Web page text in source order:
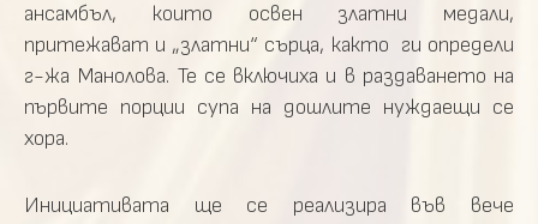
ансамбъл, които освен златни медали,
притежават и „златни“ сърца, както ги определи
г-жа Манолова. Те се включиха и в раздаването на
първите порции супа на дошлите нуждаещи се
хора.
Инициативата ще се реализира във вече